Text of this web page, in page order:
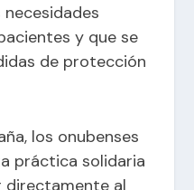
y que se
de protección
los onubenses
práctica solidaria
directamente al